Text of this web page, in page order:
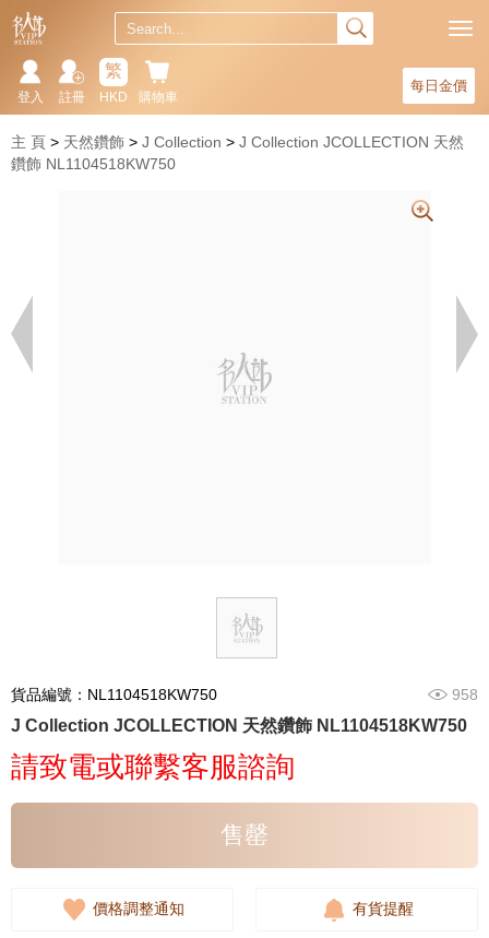
每日金價
購物車
繁
HKD
註冊
登入
主 頁 天然鑽飾 J Collection
J Collection JCOLLECTION 天然
鑽飾 NL1104518KW750
貨品編號：NL1104518KW750 958
J Collection JCOLLECTION 天然鑽飾 NL1104518KW750
請致電或聯繫客服諮詢
售罄
價格調整通知 有貨提醒